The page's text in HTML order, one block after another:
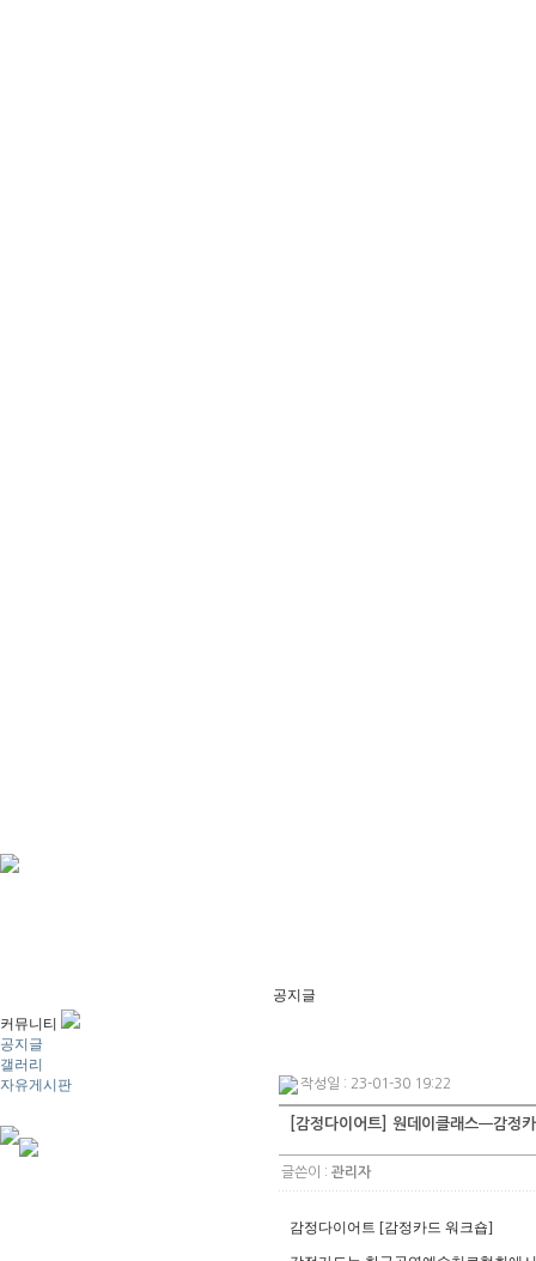
커뮤니티
공지글
갤러리
자유게시판
공지글
작성일 : 23-01-30 19:22
[감정다이어트] 원데이클래스ㅡ감정
글쓴이 :관리자
감정다이어트 [감정카드 워크숍]